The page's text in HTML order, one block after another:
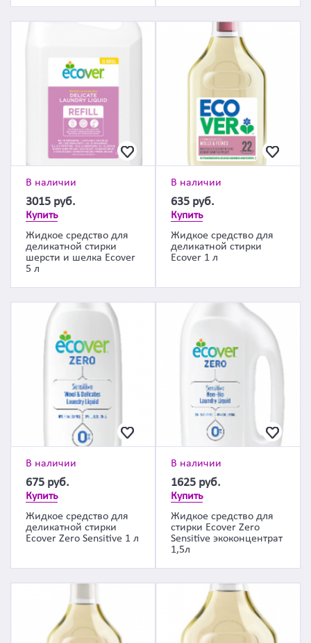
В наличии
3015 руб.
Купить
Жидкое средство для
деликатной стирки
шерсти и шелка Ecover
5 л
В наличии
635 руб.
Купить
Жидкое средство для
деликатной стирки
Ecover 1 л
В наличии
675 руб.
Купить
Жидкое средство для
деликатной стирки
Ecover Zero Sensitive 1 л
В наличии
1625 руб.
Купить
Жидкое средство для
стирки Ecover Zero
Sensitive экоконцентрат
1,5л